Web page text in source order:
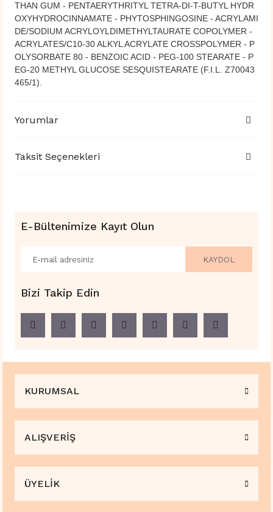
THAN GUM - PENTAERYTHRITYL TETRA-DI-T-BUTYL HYDR
OXYHYDROCINNAMATE - PHYTOSPHINGOSINE - ACRYLAMI
DE/SODIUM ACRYLOYLDIMETHYLTAURATE COPOLYMER -
ACRYLATES/C10-30 ALKYL ACRYLATE CROSSPOLYMER - P
OLYSORBATE 80 - BENZOIC ACID - PEG-100 STEARATE - P
EG-20 METHYL GLUCOSE SESQUISTEARATE (F.I.L. Z70043
465/1).
Yorumlar
Taksit Seçenekleri
E-Bültenimize Kayıt Olun
KAYDOL
Bizi Takip Edin
KURUMSAL
ALIŞVERİŞ
ÜYELİK